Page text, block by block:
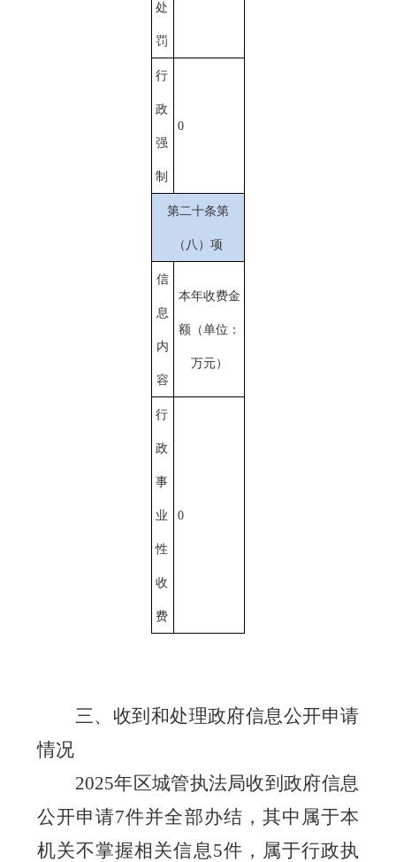
处
罚
行
政
强
制
0
第二十条第
（八）项
信
息
内
容
本年收费金
额（单位：
万元）
行
政
事
业
性
收
费
0
三、收到和处理政府信息公开申请
情况
2025年 区城管执法局收到政府信息
公开申请7件并全部办结，其中属于本
机关不掌握相关信息5件 ，属于行政执